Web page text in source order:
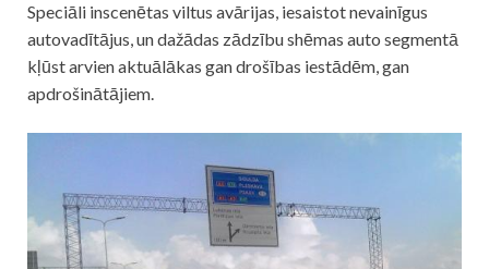
Speciāli inscenētas viltus avārijas, iesaistot nevainīgus
autovadītājus, un dažādas zādzību shēmas auto segmentā
kļūst arvien aktuālākas gan drošības iestādēm, gan
apdrošinātājiem.